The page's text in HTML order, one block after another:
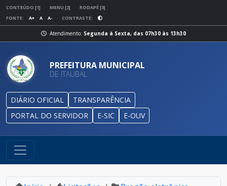
CONTEÚDO [1] MENU [2]
RODAPÉ [3]
FONTE:
A+ A A- CONTRASTE:
Atendimento: Segunda à Sexta, das 07h30 às 13h30
PREFEITURA MUNICIPAL
DE ITAUBAL
DIÁRIO OFICIAL
TRANSPARÊNCIA
PORTAL DO SERVIDOR
E-SIC E-OUV